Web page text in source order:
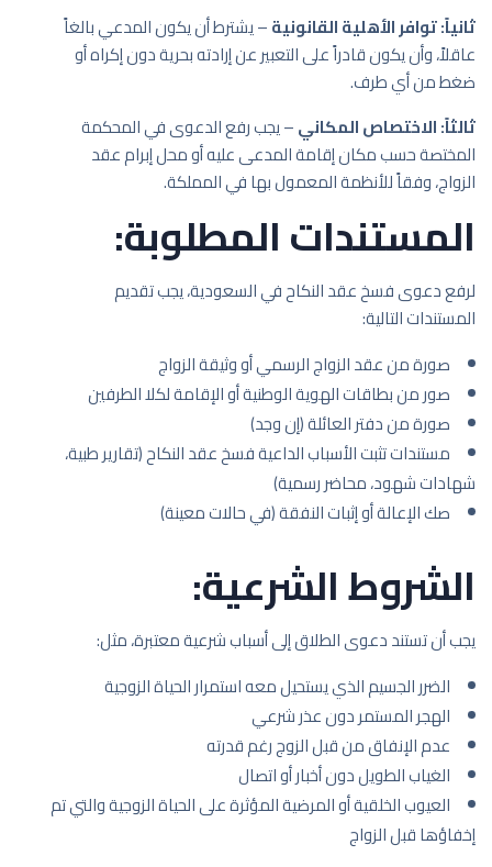
ثانياً: توافر الأهلية القانونية– يشترط أن يكون المدعي بالغاً
عاقلاً، وأن يكون قادراً على التعبير عن إرادته بحرية دون إكراه أو
ضغط من أي طرف.
ثالثاً: الاختصاص المكاني– يجب رفع الدعوى في المحكمة
المختصة حسب مكان إقامة المدعى عليه أو محل إبرام عقد
الزواج، وفقاً للأنظمة المعمول بها في المملكة.
المستندات المطلوبة:
لرفع دعوى فسخ عقد النكاح في السعودية، يجب تقديم
المستندات التالية:
صورة من عقد الزواج الرسمي أو وثيقة الزواج
صور من بطاقات الهوية الوطنية أو الإقامة لكلا الطرفين
صورة من دفتر العائلة (إن وجد)
مستندات تثبت الأسباب الداعية فسخ عقد النكاح (تقارير طبية،
شهادات شهود، محاضر رسمية)
صك الإعالة أو إثبات النفقة (في حالات معينة)
الشروط الشرعية:
يجب أن تستند دعوى الطلاق إلى أسباب شرعية معتبرة، مثل:
الضرر الجسيم الذي يستحيل معه استمرار الحياة الزوجية
الهجر المستمر دون عذر شرعي
عدم الإنفاق من قبل الزوج رغم قدرته
الغياب الطويل دون أخبار أو اتصال
العيوب الخلقية أو المرضية المؤثرة على الحياة الزوجية والتي تم
إخفاؤها قبل الزواج